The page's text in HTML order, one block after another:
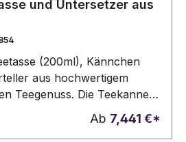
und Untersetzer aus
(200ml), Kännchen
aus hochwertigem
Teegenuss. Die Teekanne
für Ihre Werbung, welche
Ab 7,441 €*